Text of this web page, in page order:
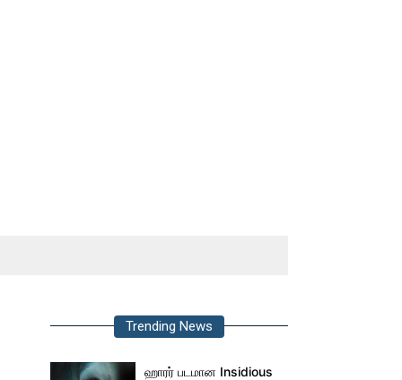
Trending News
ஹாரர் படமான Insidious